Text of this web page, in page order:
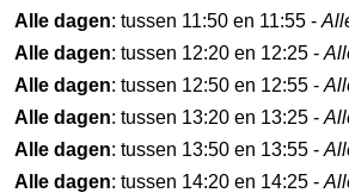
Alle dagen: tussen 11:50 en 11:55 -
Alle dagen: tussen 12:20 en 12:25 -
Alle dagen: tussen 12:50 en 12:55 -
Alle dagen: tussen 13:20 en 13:25 -
Alle dagen: tussen 13:50 en 13:55 -
Alle dagen: tussen 14:20 en 14:25 -